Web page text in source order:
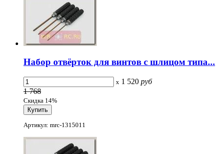
Набор отвёрток для винтов с шлицом типа...
x 1 520 руб
1 768
Скидка 14%
Артикул: mrc-1315011